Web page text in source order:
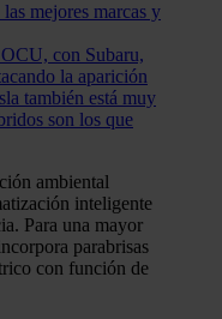
mejores marcas y
con Subaru,
la aparición
también está muy
son los que
ambiental
inteligente
Para una mayor
parabrisas
con función de